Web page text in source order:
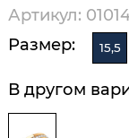
Артикул:
Размер:
15,5
В другом